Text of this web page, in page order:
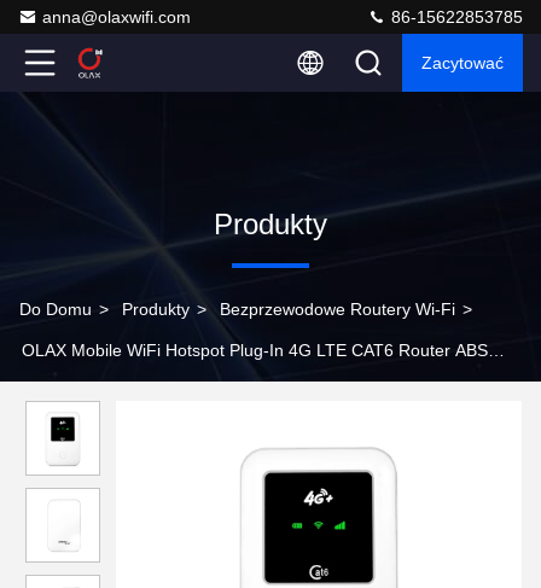
anna@olaxwifi.com 86-15622853785
Zacytować
Produkty
Do Domu > Produkty > Bezprzewodowe Routery Wi-Fi >
OLAX Mobile WiFi Hotspot Plug-In 4G LTE CAT6 Router ABS